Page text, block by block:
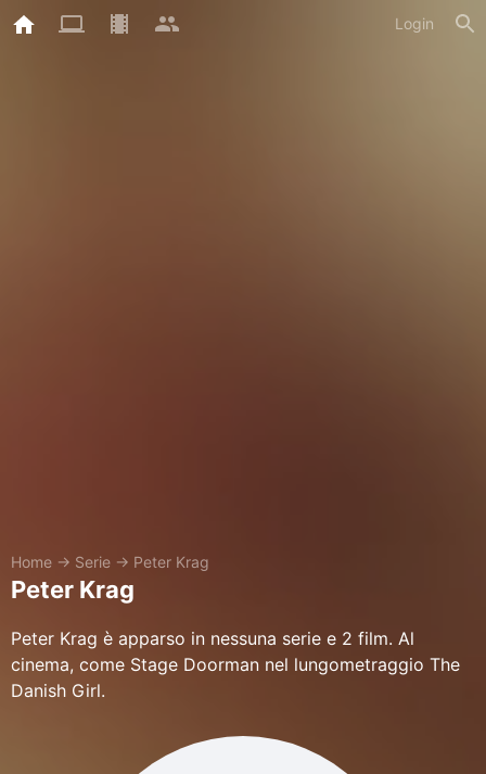
Login
Home → Serie → Peter Krag
Peter Krag
Peter Krag è apparso in nessuna serie e 2 film. Al
cinema, come Stage Doorman nel lungometraggio The
Danish Girl.